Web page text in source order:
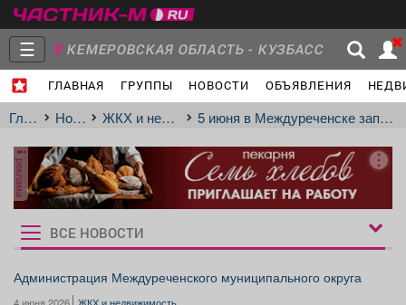
☰ КЕМЕРОВСКАЯ ОБЛАСТЬ - КУЗБАСС
ГЛАВНАЯ ГРУППЫ НОВОСТИ ОБЪЯВЛЕНИЯ
Главная
Объявления Недвижимость Услуги
Главная Новости ЖКХ и недвижимость 5 июня в Междуреченске запланированы отключения.
реклама
Рукбрики
новостей
ВСЕ НОВОСТИ
Администрация Междуреченского муниципального округа